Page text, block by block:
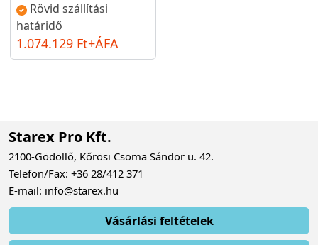
Rövid szállítási
határidő
1.074.129 Ft+ÁFA
Starex Pro Kft.
2100-Gödöllő, Kőrösi Csoma Sándor u. 42.
Telefon/Fax: +36 28/412 371
E-mail: info@starex.hu
Vásárlási feltételek